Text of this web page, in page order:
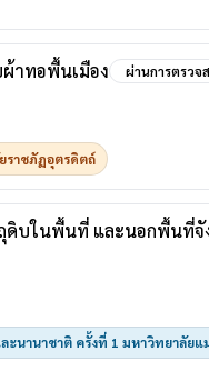
าทอพื้นเมือง ผ่านการตรวจ
ราชภัฏอุตรดิตถ์
บในพื้นที่ และนอกพื้นที่จั
ะนานาชาติ ครั้งที่ 1 มหาวิทยาลัย